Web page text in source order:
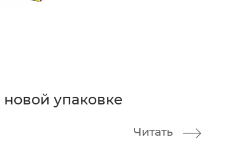
упаковке
Читать